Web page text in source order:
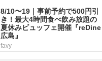
8/10〜19｜事前予約で500円引
き！最大4時間食べ飲み放題の
夏休みビュッフェ開催『reDine
広島』
favy